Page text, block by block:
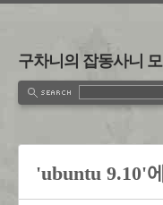
구차니의 잡동사니
'ubuntu 9.10'